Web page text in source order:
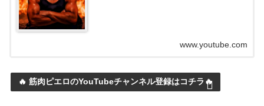
www.youtube.com
🔥 筋肉ピエロのYouTubeチャンネル登録はコチラ🔥